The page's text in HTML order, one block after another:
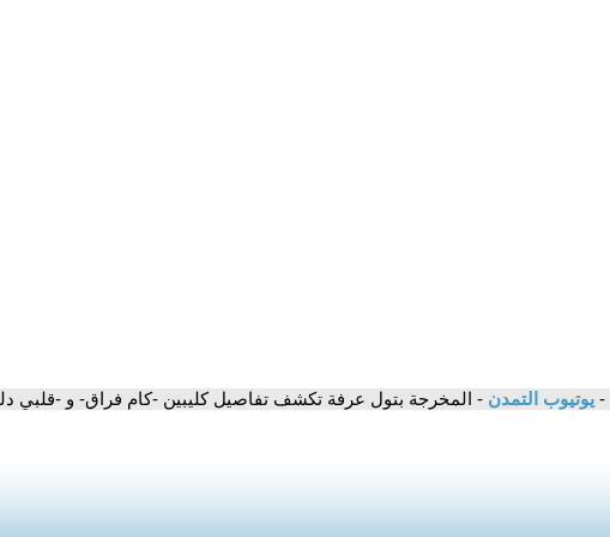
- يوتيوب التمدن - المخرجة بتول عرفة تكشف تفاصيل كليبين -كام فراق- و -قلبي